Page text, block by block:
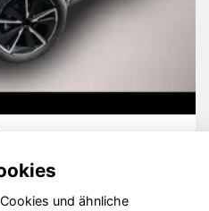
und ähnliche